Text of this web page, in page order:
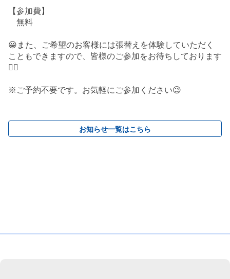
【参加費】
無料
😀また、ご希望のお客様には張替えを体験していただく
こともできますので、皆様のご参加をお待ちしております
🙇‍♀️
※ご予約不要です。お気軽にご参加ください😉
お知らせ一覧はこちら